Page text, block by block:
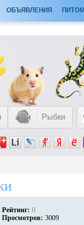
ОБЪЯВЛЕНИЯ
Рыбки
Рейтинг: 0
Просмотров: 3009